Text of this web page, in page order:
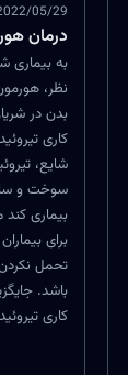
05/29
درمان
به
نظر،
بدن در
کاری
شایع،
سوخت و
بیماری
برای
تحمل
باشد.
کاری